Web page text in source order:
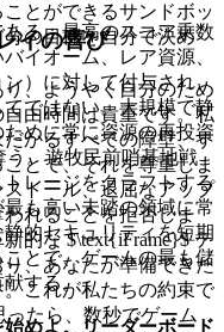
る：最高のスコア乗数
イオーム、レア資源、
）に対して付与され、
てではない。大規模で静
ために常に資源の再投資
う。遊牧民前哨基地戦
トレージをクラフトする
も高い未踏の領域に常
的セキュリティを短期
ことで、ゲームの最も儲
献する。
始めよ。リーダーボード
イの喜び
、ようやく自分のため
自由時間は貴重です。私
だかるすべての障壁、す
とで、それを尊重しま
ストール、退屈なアップ
われることを拒否しま
的な $\text{iFrame}$ テ
り、あなたが準備できた
。これが私たちの約束で
ったら、数秒でゲーム
とができるサンドボッ
の目標を自分で決め